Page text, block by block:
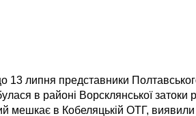
липня представники
в районі Ворсклянської
мешкає в Кобеляцькій ОТГ,